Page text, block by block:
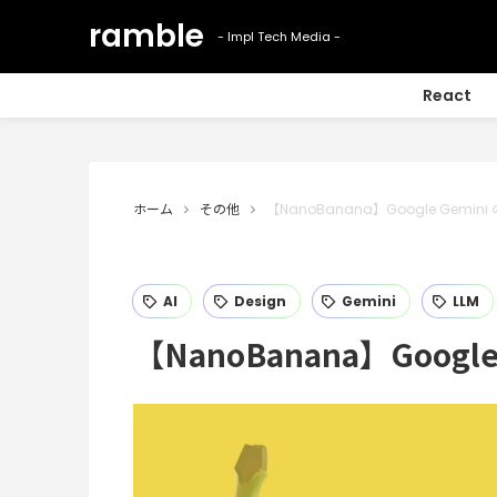
React
ホーム その他 【NanoBanana】Google Gemini
AI Design Gemini LLM
【NanoBanana】